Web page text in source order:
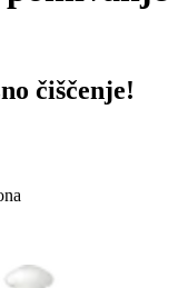
čiščenje!